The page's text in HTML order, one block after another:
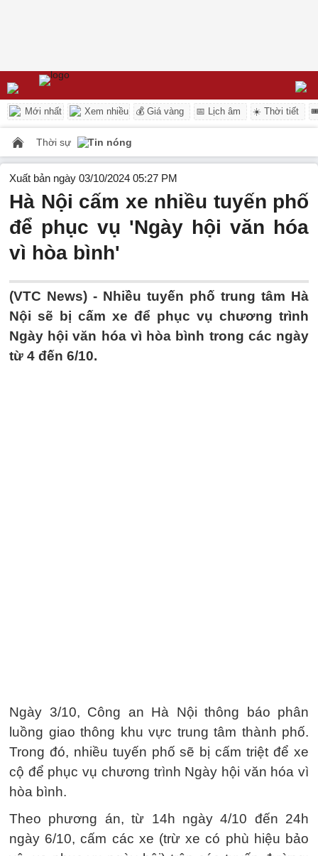
Mới nhất Xem nhiều 💰 Giá vàng 📅 Lịch âm ☀️ Thời tiết
Thời sự Tin nóng
Xuất bản ngày 03/10/2024 05:27 PM
Hà Nội cấm xe nhiều tuyến phố
để phục vụ 'Ngày hội văn hóa
vì hòa bình'
(VTC News) - Nhiều tuyến phố trung tâm Hà
Nội sẽ bị cấm xe để phục vụ chương trình
Ngày hội văn hóa vì hòa bình trong các ngày
từ 4 đến 6/10.
Ngày 3/10, Công an Hà Nội thông báo phân
luồng giao thông khu vực trung tâm thành phố.
Trong đó, nhiều tuyến phố sẽ bị cấm triệt để xe
cộ để phục vụ chương trình Ngày hội văn hóa vì
hòa bình.
Theo phương án, từ 14h ngày 4/10 đến 24h
ngày 6/10, cấm các xe (trừ xe có phù hiệu bảo